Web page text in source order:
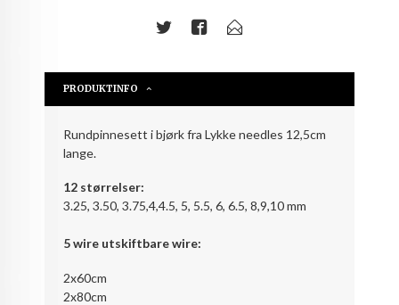
PRODUKTINFO
Rundpinnesett i bjørk fra Lykke needles 12,5cm
lange.
12 størrelser:
3.25, 3.50, 3.75,4,4.5, 5, 5.5, 6, 6.5, 8,9,10 mm
5 wire utskiftbare wire:
2x60cm
2x80cm